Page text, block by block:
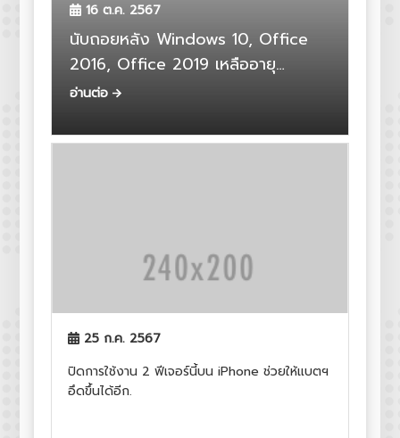
16 ต.ค. 2567
นับถอยหลัง Windows 10, Office
2016, Office 2019 เหลืออายุ
ซัพพอร์ตอีก 1 ปี หมด 14 ต.ค. 2025
อ่านต่อ
25 ก.ค. 2567
ปิดการใช้งาน 2 ฟีเจอร์นี้บน iPhone ช่วยให้แบตฯ
อึดขึ้นได้อีก.